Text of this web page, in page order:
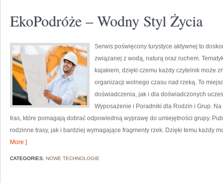
EkoPodróże – Wodny Styl Życia
Serwis poświęcony turystyce aktywnej to
związanej z wodą, naturą oraz ruchem.
kajakiem, dzięki czemu każdy czytelnik może
organizacji wolnego czasu nad rzeką. To
doświadczenia, jak i dla doświadczonych
Wyposażenie i Poradniki dla Rodzin i Grup.
tras, które pomagają dobrać odpowiednią wyprawę do umiejętności grupy.
rodzinne trasy, jak i bardziej wymagające fragmenty rzek. Dzięki temu każdy
More ]
CATEGORIES: NOWE TECHNOLOGIE